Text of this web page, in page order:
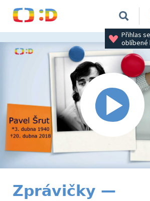
Přihlas
oblíbené
Zprávičky —